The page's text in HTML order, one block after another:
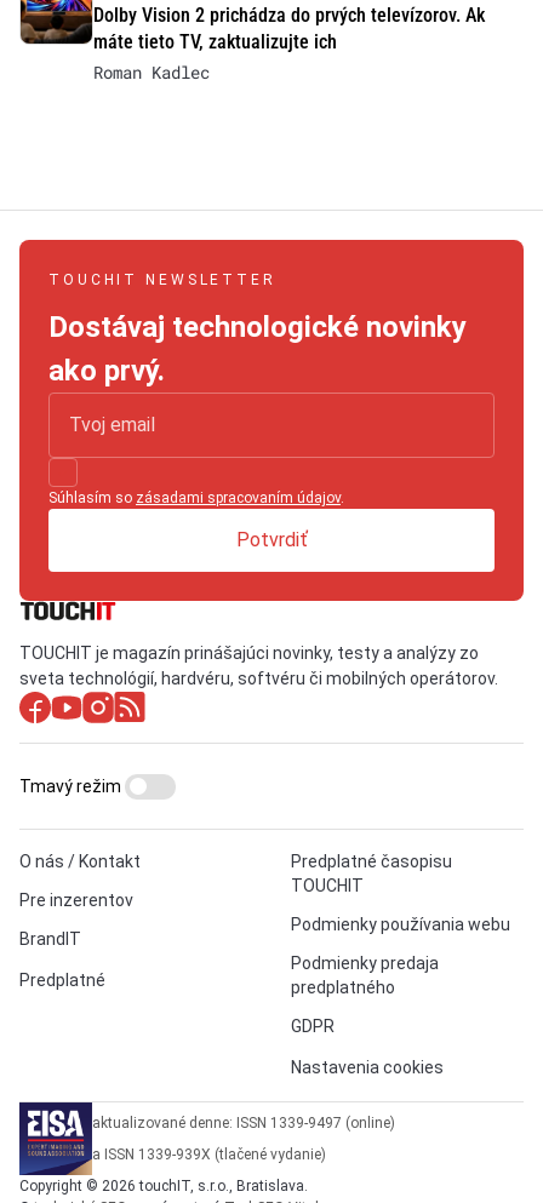
Dolby Vision 2 prichádza do prvých televízorov. Ak
máte tieto TV, zaktualizujte ich
Roman Kadlec
TOUCHIT NEWSLETTER
Dostávaj technologické novinky
ako prvý.
Súhlasím so zásadami spracovaním údajov.
Potvrdiť
TOUCHIT je magazín prinášajúci novinky, testy a analýzy zo
sveta technológií, hardvéru, softvéru či mobilných operátorov.
O nás / Kontakt
Pre inzerentov
BrandIT
Predplatné
Predplatné časopisu
TOUCHIT
Podmienky používania webu
Podmienky predaja
predplatného
GDPR
Nastavenia cookies
Tmavý režim
aktualizované denne: ISSN 1339-9497 (online)
a ISSN 1339-939X (tlačené vydanie)
Copyright © 2026 touchIT, s.r.o., Bratislava.